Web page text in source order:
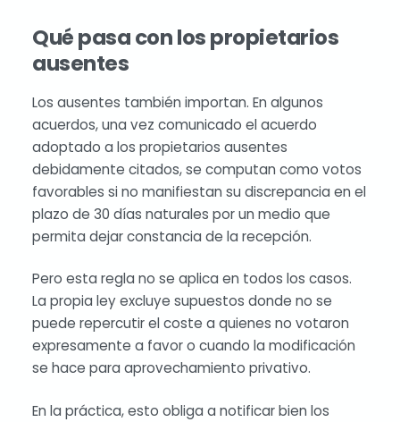
Qué pasa con los propietarios
ausentes
Los ausentes también importan. En algunos
acuerdos, una vez comunicado el acuerdo
adoptado a los propietarios ausentes
debidamente citados, se computan como votos
favorables si no manifiestan su discrepancia en el
plazo de 30 días naturales por un medio que
permita dejar constancia de la recepción.
Pero esta regla no se aplica en todos los casos.
La propia ley excluye supuestos donde no se
puede repercutir el coste a quienes no votaron
expresamente a favor o cuando la modificación
se hace para aprovechamiento privativo.
En la práctica, esto obliga a notificar bien los